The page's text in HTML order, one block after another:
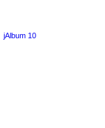
jAlbum 10